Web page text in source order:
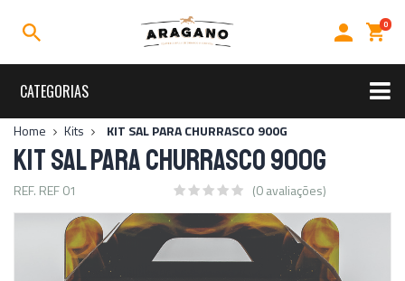
0
CATEGORIAS
Rally
Sal para Churrasco
Sal de Parilla Sal Grosso
Acessórios
Temperos
Home Kits KIT SAL PARA CHURRASCO 900G
KIT SAL PARA CHURRASCO 900G
REF. REF 01 (0 avaliações)